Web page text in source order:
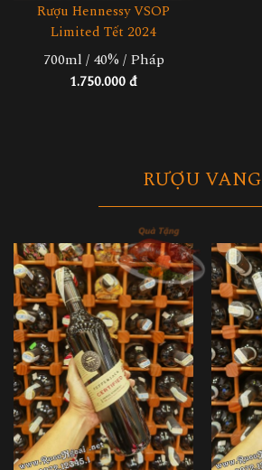
Rượu Hennessy VSOP
Limited Tết 2024
700ml / 40% / Pháp
1.750.000 đ
RƯỢU VANG